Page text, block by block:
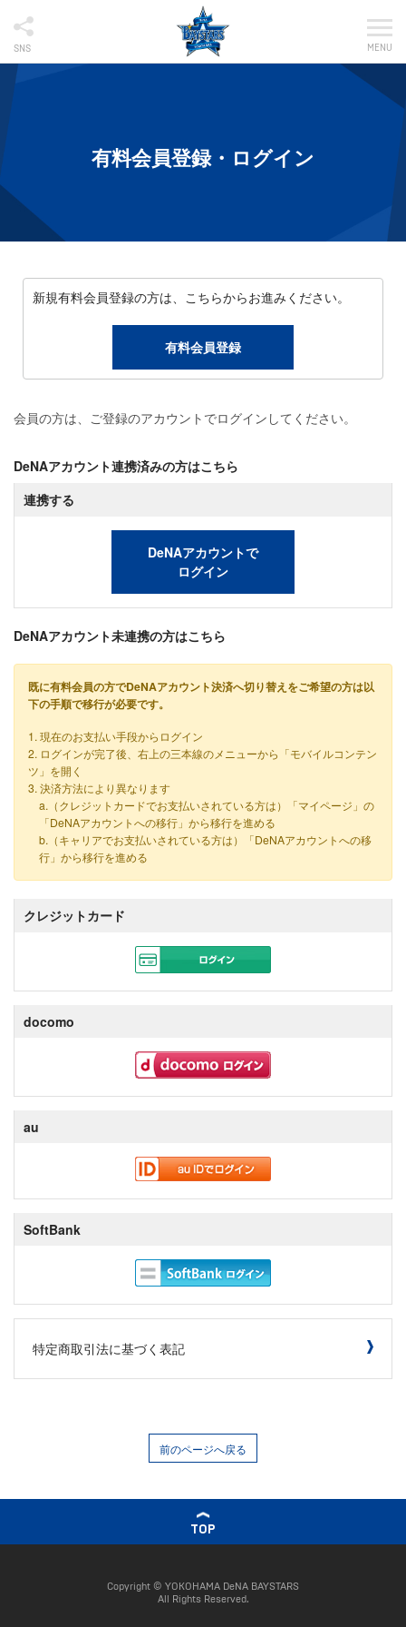
SNS MENU
有料会員登録・ログイン
新規有料会員登録の方は、こちらからお進みください。
有料会員登録
会員の方は、ご登録のアカウントでログインしてください。
DeNAアカウント連携済みの方はこちら
連携する
DeNAアカウントで
ログイン
DeNAアカウント未連携の方はこちら
既に有料会員の方でDeNAアカウント決済へ切り替えをご希望の方は以
下の手順で移行が必要です。
1. 現在のお支払い手段からログイン
2. ログインが完了後、右上の三本線のメニューから「モバイルコンテン
ツ」を開く
3. 決済方法により異なります
a.（クレジットカードでお支払いされている方は）「マイページ」の
「DeNAアカウントへの移行」から移行を進める
b.（キャリアでお支払いされている方は）「DeNAアカウントへの移
行」から移行を進める
クレジットカード
docomo
au
SoftBank
特定商取引法に基づく表記
前のページへ戻る
TOP
Copyright © YOKOHAMA DeNA BAYSTARS
All Rights Reserved.